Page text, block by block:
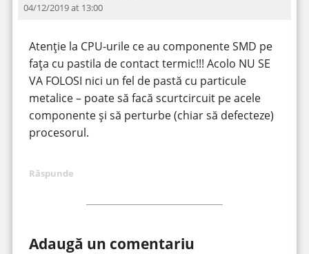
04/12/2019 at 13:00
Atenție la CPU-urile ce au componente SMD pe
fața cu pastila de contact termic!!! Acolo NU SE
VA FOLOSI nici un fel de pastă cu particule
metalice – poate să facă scurtcircuit pe acele
componente și să perturbe (chiar să defecteze)
procesorul.
Răspunde
Adaugă un comentariu